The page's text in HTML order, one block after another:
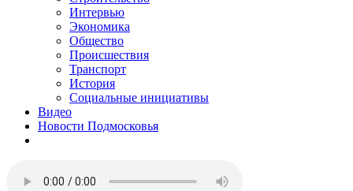
Интервью
Экономика
Общество
Происшествия
Транспорт
История
Социальные инициативы
Видео
Новости Подмосковья